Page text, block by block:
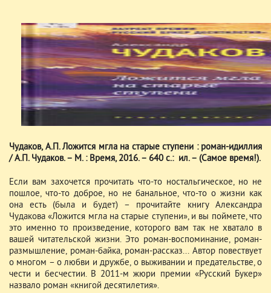
Чудаков, А.П. Ложится мгла на старые ступени : роман-идиллия
/ А.П. Чудаков. – М. : Время, 2016. – 640 с.: ил. – (Самое время!).
Если вам захочется прочитать что-то ностальгическое, но не
пошлое, что-то доброе, но не банальное, что-то о жизни как
она есть (была и будет) – прочитайте книгу Александра
Чудакова «Ложится мгла на старые ступени», и вы поймете, что
это именно то произведение, которого вам так не хватало в
вашей читательской жизни. Это роман-воспоминание, роман-
размышление, роман-байка, роман-рассказ... Автор повествует
о многом – о любви и дружбе, о выживании и предательстве, о
чести и бесчестии. В 2011-м жюри премии «Русский Букер»
назвало роман «книгой десятилетия».